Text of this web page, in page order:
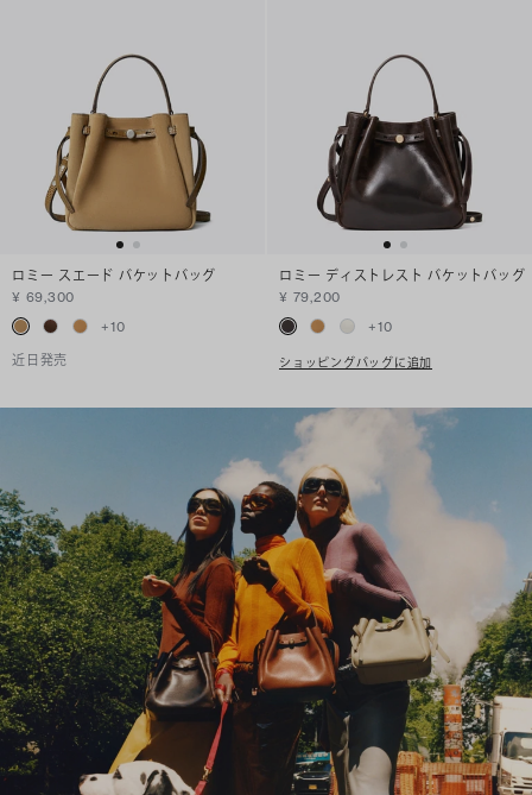
ロミー スエード バケットバッグ
¥ 69,300
+10
近日発売
ロミー ディストレスト バケットバッグ
¥ 79,200
+10
ショッピングバッグに追加